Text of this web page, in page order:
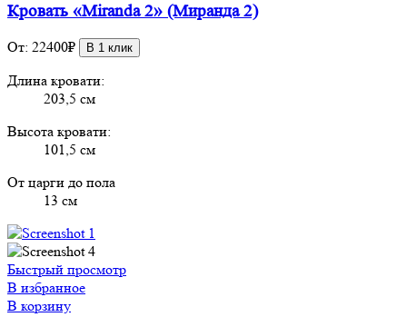
Кровать «Miranda 2» (Миранда 2)
От: 22400₽ В 1 клик
Длина кровати:
203,5 см
Высота кровати:
101,5 см
От царги до пола
13 см
Быстрый просмотр
В избранное
В корзину